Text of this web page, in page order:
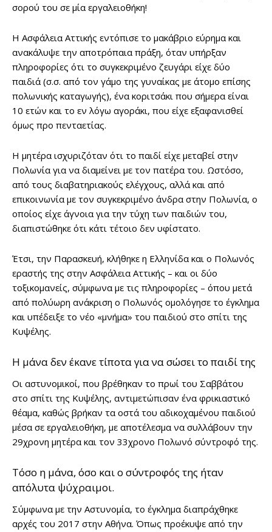
σορού του σε μία εργαλειοθήκη!
Η Ασφάλεια Αττικής εντόπισε το μακάβριο εύρημα και
ανακάλυψε την αποτρόπαια πράξη, όταν υπήρξαν
πληροφορίες ότι το συγκεκριμένο ζευγάρι είχε δύο
παιδιά (σ.σ. από τον γάμο της γυναίκας με άτομο επίσης
πολωνικής καταγωγής), ένα κοριτσάκι που σήμερα είναι
10 ετών και το εν λόγω αγοράκι, που είχε εξαφανισθεί
όμως προ πενταετίας.
Η μητέρα ισχυριζόταν ότι το παιδί είχε μεταβεί στην
Πολωνία για να διαμείνει με τον πατέρα του. Ωστόσο,
από τους διαβατηριακούς ελέγχους, αλλά και από
επικοινωνία με τον συγκεκριμένο άνδρα στην Πολωνία, ο
οποίος είχε άγνοια για την τύχη των παιδιών του,
διαπιστώθηκε ότι κάτι τέτοιο δεν υφίστατο.
Έτσι, την Παρασκευή, κλήθηκε η Ελληνίδα και ο Πολωνός
εραστής της στην Ασφάλεια Αττικής – και οι δύο
τοξικομανείς, σύμφωνα με τις πληροφορίες – όπου μετά
από πολύωρη ανάκριση ο Πολωνός ομολόγησε το έγκλημα
και υπέδειξε το νέο «μνήμα» του παιδιού στο σπίτι της
Κυψέλης.
Η μάνα δεν έκανε τίποτα για να σώσει το παιδί της
Οι αστυνομικοί, που βρέθηκαν το πρωί του Σαββάτου
στο σπίτι της Κυψέλης, αντιμετώπισαν ένα φρικιαστικό
θέαμα, καθώς βρήκαν τα οστά του αδικοχαμένου παιδιού
μέσα σε εργαλειοθήκη, με αποτέλεσμα να συλλάβουν την
29χρονη μητέρα και τον 33χρονο Πολωνό σύντροφό της.
Τόσο η μάνα, όσο και ο σύντροφός της ήταν
απόλυτα ψύχραιμοι.
Σύμφωνα με την Αστυνομία, το έγκλημα διαπράχθηκε
αρχές του 2017 στην Αθήνα. Όπως προέκυψε από την